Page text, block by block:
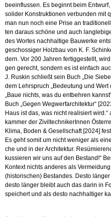
be­ein­flus­sen. Es be­ginnt beim
so­li­der Kon­struk­tio­nen ver­bun­den mit
man nun noch eine Prise an
ten dar­aus schö­ne und auch
des Wor­tes nach­hal­ti­ge Bau­wer­ke
ge­schos­si­ger Holz­bau von K. F.
dern. Vor 200 Jah­ren fer­tig­ge­stellt,
gen ge­recht, son­dern es ist ein­fach
J. Rus­kin schließt sein Buch „Die
dem Lehr­spruch „Be­deu­tung und
„Baue nichts, was du ent­beh­ren
Buch „Gegen Weg­werf­ar­chi­tek­tur“
Haus ist das, was nicht rea­li­siert
kam­mer der Zi­vil­tech­ni­ke­rIn­nen
Klima, Boden & Ge­sell­schaft [2024]
Es geht somit um nicht we­ni­ger als
che und in der Ar­chi­tek­tur.
kus­sie­ren wir uns auf den Be­stand!“
Kon­text nichts an­de­res als
(his­to­ri­schen) Be­stan­des. Desto
desto län­ger bleibt auch das darin in
spei­chert und als desto nach­hal­ti­ger